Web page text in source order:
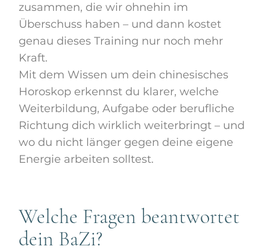
zusammen, die wir ohnehin im
Überschuss haben – und dann kostet
genau dieses Training nur noch mehr
Kraft.
Mit dem Wissen um dein chinesisches
Horoskop erkennst du klarer, welche
Weiterbildung, Aufgabe oder berufliche
Richtung dich wirklich weiterbringt – und
wo du nicht länger gegen deine eigene
Energie arbeiten solltest.
Welche Fragen beantwortet
dein BaZi?